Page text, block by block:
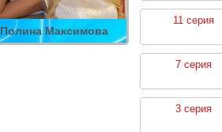
Полина Максимова
11 серия
7 серия
3 серия